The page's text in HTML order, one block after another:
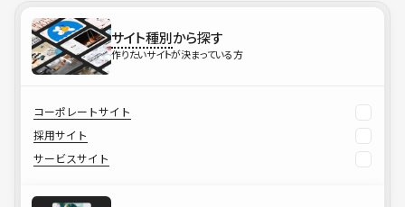
サイト種別から探す
作りたいサイトが決まっている方
コーポレートサイト
採用サイト
サービスサイト